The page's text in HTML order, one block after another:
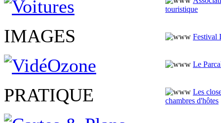
IMAGES
PRATIQUE
touristique
Festival
Le
Les
chambres d'hôtes